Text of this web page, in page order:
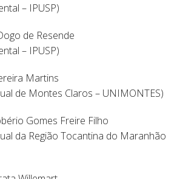
– IPUSP)
de Resende
– IPUSP)
Martins
de Montes Claros – UNIMONTES)
Gomes Freire Filho
da Região Tocantina do Maranhão